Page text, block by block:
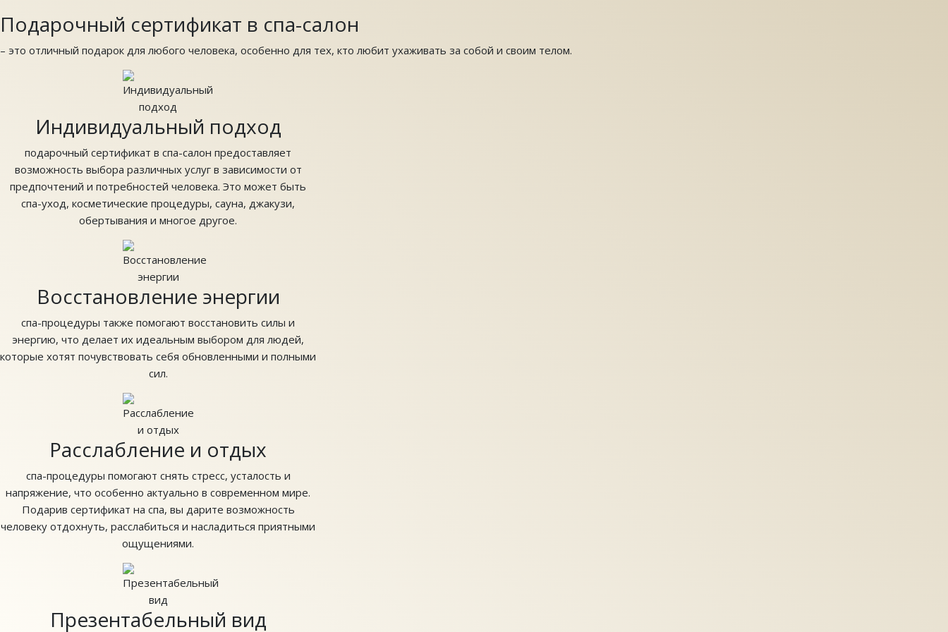
Подарочный сертификат в спа-салон
– это отличный подарок для любого человека, особенно для тех, кто любит ухаживать за собой и своим телом.
Индивидуальный подход
подарочный сертификат в спа-салон предоставляет
возможность выбора различных услуг в зависимости от
предпочтений и потребностей человека. Это может быть
спа-уход, косметические процедуры, сауна, джакузи,
обертывания и многое другое.
Восстановление энергии
спа-процедуры также помогают восстановить силы и
энергию, что делает их идеальным выбором для людей,
которые хотят почувствовать себя обновленными и полными
сил.
Расслабление и отдых
спа-процедуры помогают снять стресс, усталость и
напряжение, что особенно актуально в современном мире.
Подарив сертификат на спа, вы дарите возможность
человеку отдохнуть, расслабиться и насладиться приятными
ощущениями.
Презентабельный вид